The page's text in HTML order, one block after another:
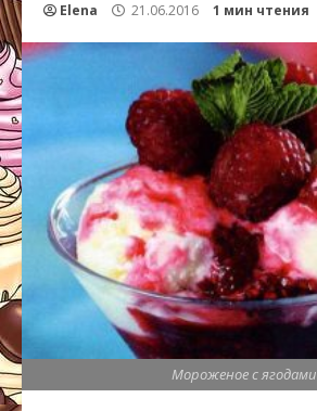
Elena 21.06.2016 1 мин чтения
Мороженое с ягодами